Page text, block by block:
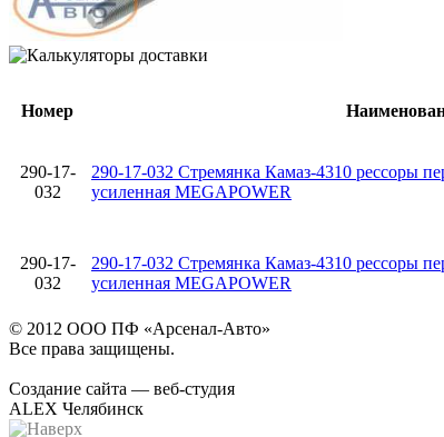
Номер
290-17-
032
290-17-032 Стремянка Камаз-4310 рессоры
усиленная MEGAPOWER
290-17-
032
290-17-032 Стремянка Камаз-4310 рессоры
усиленная MEGAPOWER
© 2012 ООО ПФ «Арсенал-Авто»
Все права защищены.
Создание сайта — веб-студия
ALEX Челябинск